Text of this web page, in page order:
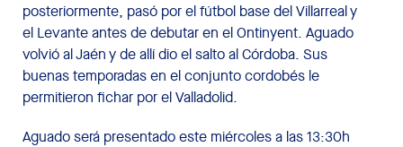
posteriormente, pasó por el fútbol base del Villarreal y
el Levante antes de debutar en el Ontinyent. Aguado
volvió al Jaén y de allí dio el salto al Córdoba. Sus
buenas temporadas en el conjunto cordobés le
permitieron fichar por el Valladolid.
Aguado será presentado este miércoles a las 13:30h